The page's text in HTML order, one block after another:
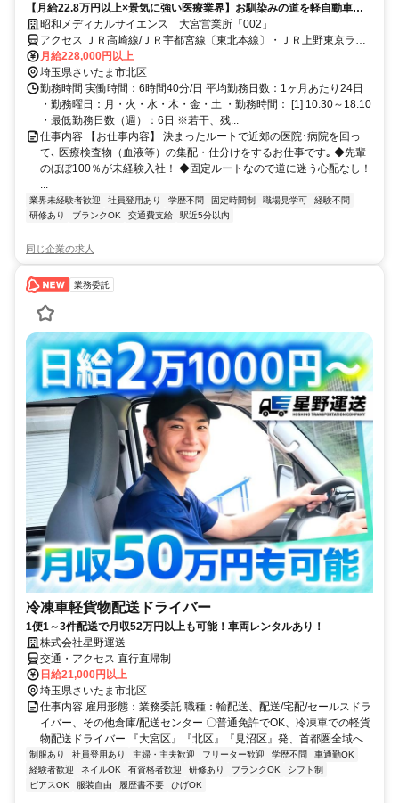
【月給22.8万円以上×景気に強い医療業界】お馴染みの道を軽自動車で
一人気ままに集配♪小回りが利くからストレスフリー！1箱1～2kgで力仕
事は一切なし！
昭和メディカルサイエンス 大宮営業所「002」
アクセス ＪＲ高崎線/ＪＲ宇都宮線〔東北本線〕・ＪＲ上野東京ライ
ン 宮原東口徒歩約6分、埼玉新都市交通ニューシャトル 東宮原徒歩約
6分、埼玉新都市交通ニューシャトル 加茂宮出入口2徒歩約10分
月給228,000円以上
埼玉県さいたま市北区
勤務時間 実働時間：6時間40分/日 平均勤務日数：1ヶ月あたり24日
・勤務曜日：月・火・水・木・金・土 ・勤務時間： [1] 10:30～18:10
・最低勤務日数（週）：6日 ※若干、残...
仕事内容 【お仕事内容】 決まったルートで近郊の医院･病院を回っ
て､ 医療検査物（血液等）の集配・仕分けをするお仕事です｡ ◆先輩
のほぼ100％が未経験入社！ ◆固定ルートなので道に迷う心配なし！
...
業界未経験者歓迎 社員登用あり 学歴不問 固定時間制 職場見学可
経験不問
研修あり
ブランクOK 交通費支給 駅近5分以内
同じ企業の求人
業務委託
冷凍車軽貨物配送ドライバー
1便1～3件配送で月収52万円以上も可能！車両レンタルあり！
株式会社星野運送
交通・アクセス 直行直帰制
日給21,000円以上
埼玉県さいたま市北区
仕事内容 雇用形態：業務委託 職種：輸配送、配送/宅配/セールスドラ
イバー、その他倉庫/配送センター 〇普通免許でOK、冷凍車での軽貨
物配送ドライバー 『大宮区』『北区』『見沼区』発、首都圏全域へ...
制服あり 社員登用あり 主婦・主夫歓迎 フリーター歓迎 学歴不問
車通勤OK
経験者歓迎
ネイルOK 有資格者歓迎 研修あり ブランクOK
シフト制
ピアスOK
服装自由 履歴書不要 ひげOK